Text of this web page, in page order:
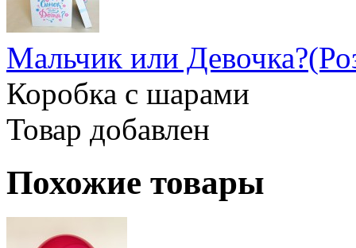
Мальчик или
Коробка с шарами
Товар добавлен
Похожие товары